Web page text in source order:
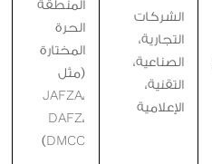
الشركات
التجارية،
الصناعية،
التقنية،
الإعلامية
المنطقة
الحرة
المختارة
(مثل
JAFZA،
DAFZ،
DMCC)